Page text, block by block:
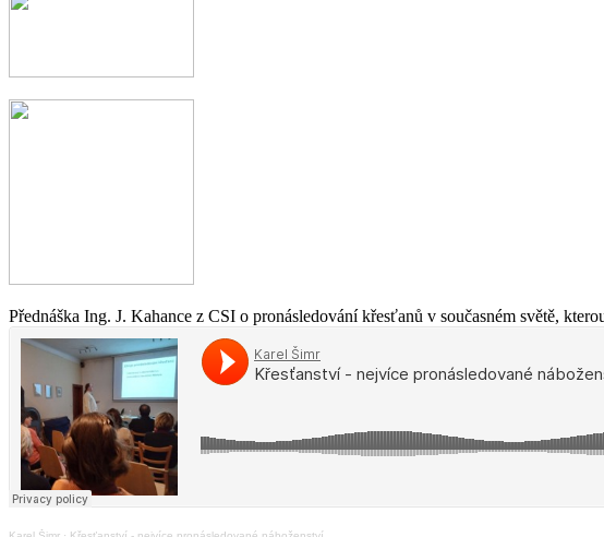
Přednáška Ing. J. Kahance z CSI o pronásledování křesťanů v současném světě,